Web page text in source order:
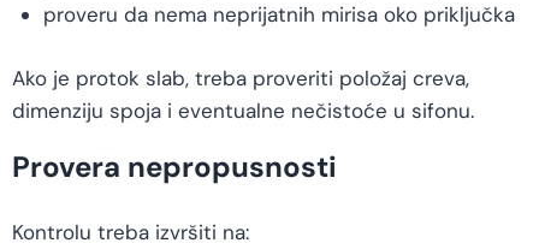
proveru da nema neprijatnih mirisa oko priključka
Ako je protok slab, treba proveriti položaj creva,
dimenziju spoja i eventualne nečistoće u sifonu.
Provera nepropusnosti
Kontrolu treba izvršiti na: